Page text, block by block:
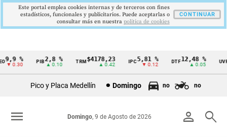
Cintillo
Colombia
%
0.30
PIB2,8 %
▲ 0.10
TRM$4178,23
▲ 0.42
5,81 %
▼ 0.12
DTF12,48 %
▲ 0.05
UVR
Pico y Placa Medellín Domingo no no
person search
Domingo, 9 de Agosto de 2026
menu
Este portal emplea cookies internas y de terceros con fines
estadísticos, funcionales y publicitarios. Puede aceptarlas o
consultar más en nuestra politica de cookies
CONTINUAR